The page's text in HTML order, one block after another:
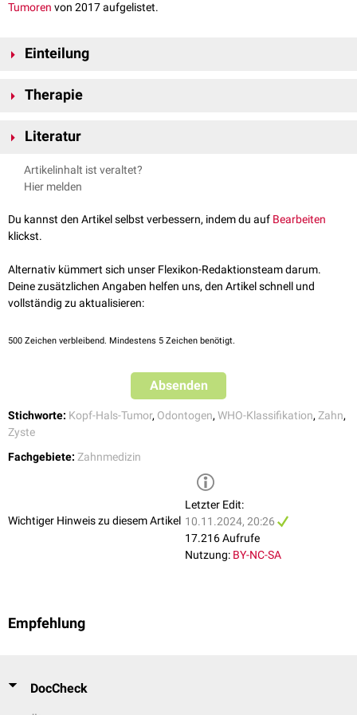
Tumoren von 2017 aufgelistet.
Einteilung
entwicklungsbedingten und die
Entwicklungsbedingte Zysten
Orthokeratinisierende odontogene Zyste
Odontogene Keratozyste
Gingivale Zyste
Kalzifizierende odontogene Zyste
Entzündliche Zysten
Radikuläre Zyste
Therapie
Zystostomie
Literatur
Häller et al.: Das Spektrum odontogener Zysten – ein Update
MKG-Chirurg, 2021
Artikelinhalt ist veraltet?
Hier melden
Du kannst den Artikel selbst verbessern, indem du auf Bearbeiten
klickst.
Alternativ kümmert sich unser Flexikon-Redaktionsteam darum.
Deine zusätzlichen Angaben helfen uns, den Artikel schnell und
vollständig zu aktualisieren:
500 Zeichen verbleibend. Mindestens 5 Zeichen benötigt.
Absenden
Stichworte: Kopf-Hals-Tumor, Odontogen, WHO-Klassifikation, Zahn,
Zyste
Fachgebiete: Zahnmedizin
Wichtiger Hinweis zu diesem Artikel
Letzter Edit:
10.11.2024, 20:26
17.216 Aufrufe
Nutzung: BY-NC-SA
Empfehlung
DocCheck